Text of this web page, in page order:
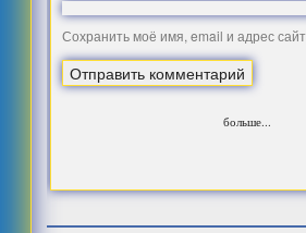
Сохранить моё имя, email и адрес
больше...